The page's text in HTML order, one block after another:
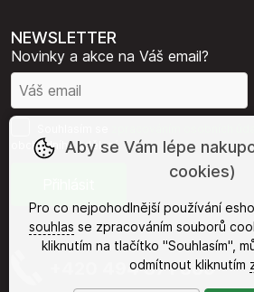
NEWSLETTER
Novinky a akce na Váš email?
obchodního sdělení.
+420 494 371 385
Aby se Vám lépe
cookies)
Pro co nejpohodlnější používání
souhlas se zpracováním souborů
kliknutím na tlačítko "Souhlasím",
odmítnout kliknutím